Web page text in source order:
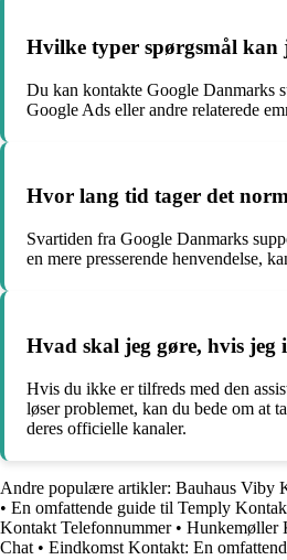
Hvilke typer spørgsmål kan
Du kan kontakte Google Danmarks
Google Ads eller andre relaterede
Hvor lang tid tager det
Svartiden fra Google Danmarks
en mere presserende henvendelse,
Hvad skal jeg gøre, hvis jeg
Hvis du ikke er tilfreds med den
løser problemet, kan du bede om at
deres officielle kanaler.
Andre populære artikler: Bauhaus Viby
• En omfattende guide til Temply
Kontakt Telefonnummer• Hunkemøller
Chat • Eindkomst Kontakt: En